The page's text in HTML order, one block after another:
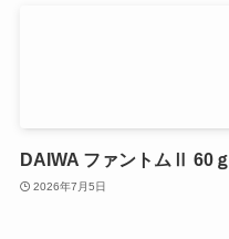
DAIWA ファントムⅡ 60ｇ
2026年7月5日